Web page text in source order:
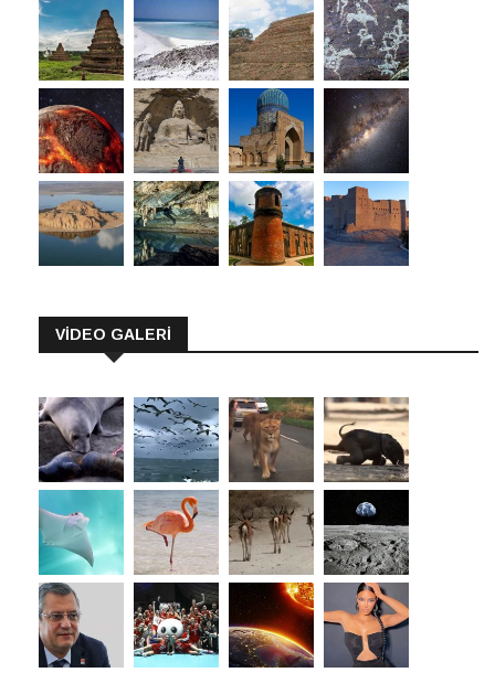
VİDEO GALERİ